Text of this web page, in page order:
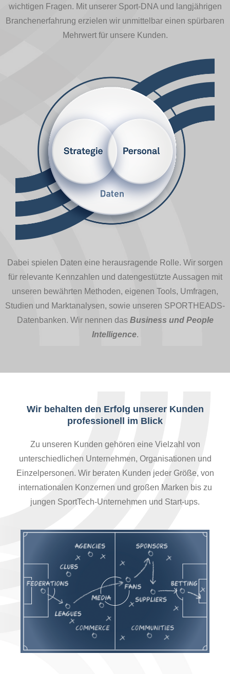
wichtigen Fragen. Mit unserer Sport-DNA und langjährigen
Branchenerfahrung erzielen wir unmittelbar einen spürbaren
Mehrwert für unsere Kunden.
Dabei spielen Daten eine herausragende Rolle. Wir sorgen
für relevante Kennzahlen und datengestützte Aussagen mit
unseren bewährten Methoden, eigenen Tools, Umfragen,
Studien und Marktanalysen, sowie unseren SPORTHEADS-
Datenbanken. Wir nennen das Business und People
Intelligence.
Wir behalten den Erfolg unserer Kunden
professionell im Blick
Zu unseren Kunden gehören eine Vielzahl von
unterschiedlichen Unternehmen, Organisationen und
Einzelpersonen. Wir beraten Kunden jeder Größe, von
internationalen Konzernen und großen Marken bis zu
jungen SportTech-Unternehmen und Start-ups.